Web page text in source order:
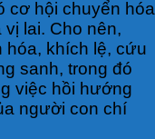
cơ hội chuyển hóa
lai. Cho nên,
hóa, khích lệ, cứu
sanh, trong đó
việc hồi hướng
người con chí